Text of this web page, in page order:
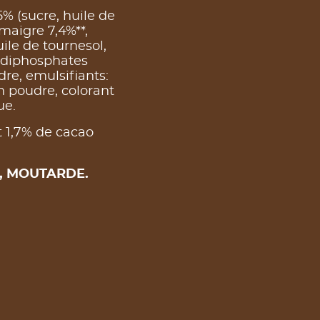
(sucre, huile de
7,4%**,
de tournesol,
emulsifiants:
poudre, colorant
de cacao
MOUTARDE.